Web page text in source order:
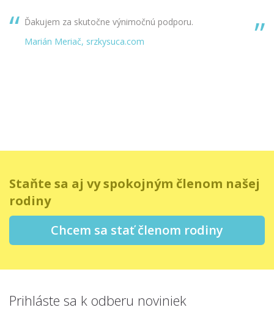
Ďakujem za skutočne výnimočnú podporu.
Marián Meriač, srzkysuca.com
Staňte sa aj vy spokojným členom našej
rodiny
Chcem sa stať členom rodiny
Prihláste sa k odberu noviniek